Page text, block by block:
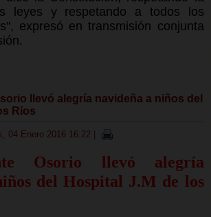
leyes y respetando a todos los
expresó en transmisión conjunta
llevó alegría navideña a niños del
Ríos
04 Enero 2016 16:22
Osorio llevó alegría
del Hospital J.M de los